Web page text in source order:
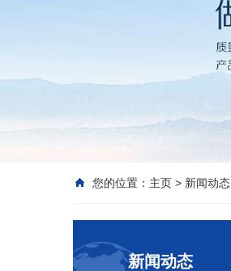
您的位置： 主页 > 新闻动态
新闻动态